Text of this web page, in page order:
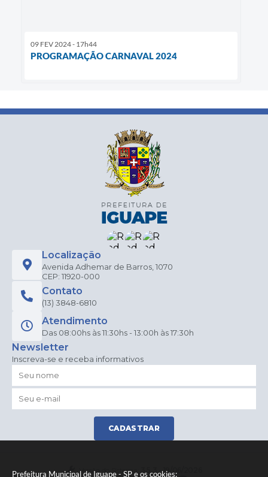
Prefeitura Municipal de Iguape - SP e os cookies:
09 FEV 2024 - 17h44
PROGRAMAÇÃO CARNAVAL 2024
Localização
Avenida Adhemar de Barros, 1070
CEP: 11920-000
Contato
(13) 3848-6810
Atendimento
Das 08:00hs às 11:30hs - 13:00h às 17:30h
Newsletter
Inscreva-se e receba informativos
CADASTRAR
Versão do Sistema:
3.5.3 - 19/06/2026